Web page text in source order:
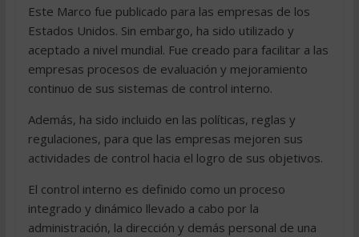
Este Marco fue publicado para las empresas de los
Estados Unidos. Sin embargo, ha sido utilizado y
aceptado a nivel mundial. Fue creado para facilitar a las
empresas procesos de evaluación y mejoramiento
continuo de sus sistemas de control interno.
Además, ha sido incluido en las políticas, reglas y
regulaciones, para que las empresas mejoren sus
actividades de control hacia el logro de sus objetivos.
El control interno es definido como un proceso
integrado y dinámico llevado a cabo por la
administración, la dirección y demás personal de una